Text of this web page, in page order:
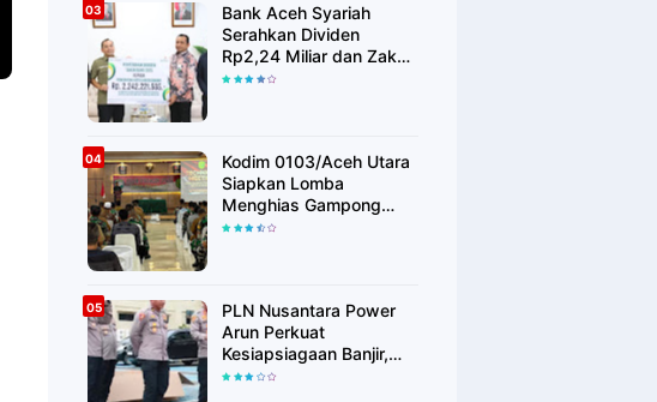
Bank Aceh Syariah
Serahkan Dividen
Rp2,24 Miliar dan Zakat
Rp400 Juta kepada
Kodim 0103/Aceh Utara
Siapkan Lomba
Menghias Gampong
Berhadiah Rp100 Juta,
PLN Nusantara Power
Arun Perkuat
Kesiapsiagaan Banjir,
Polres Lhokseumawe